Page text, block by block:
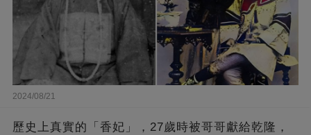
2024/08/21
歷史上真實的「香妃」，27歲時被哥哥獻給乾隆，